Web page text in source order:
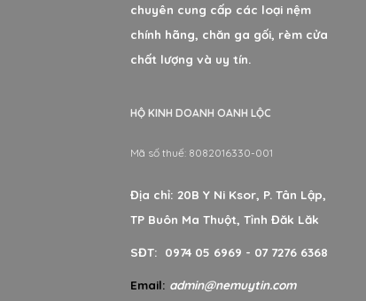
chuyên cung cấp các loại nệm
chính hãng, chăn ga gối, rèm cửa
chất lượng và uy tín.
HỘ KINH DOANH OANH LỘC
Mã số thuế: 8082016330-001
Địa chỉ: 20B Y Ni Ksor, P. Tân Lập,
TP Buôn Ma Thuột, Tỉnh Đăk Lăk
SĐT: 0974 05 6969 - 07 7276 6368
Email: admin@nemuytin.com